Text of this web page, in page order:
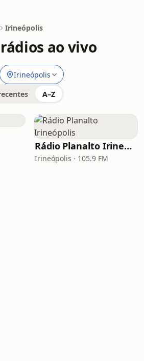
Irineópolis
ao vivo
Irineópolis
A–Z
Rádio Planalto Irineópolis
Irineópolis · 105.9 FM